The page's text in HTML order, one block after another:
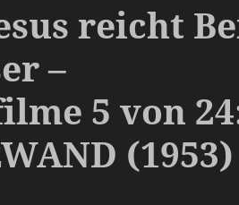
reicht
–
5 von
(1953)